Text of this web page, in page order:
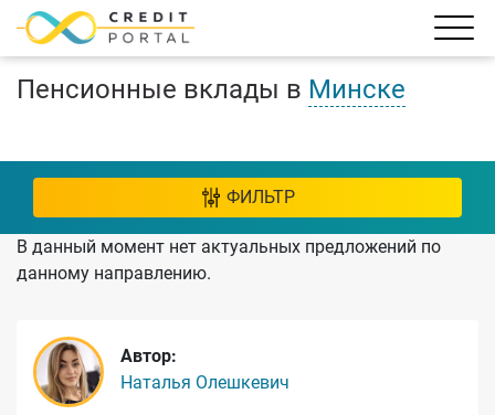
Пенсионные вклады в Минске
ФИЛЬТР
В данный момент нет актуальных предложений по
данному направлению.
Автор:
Наталья Олешкевич